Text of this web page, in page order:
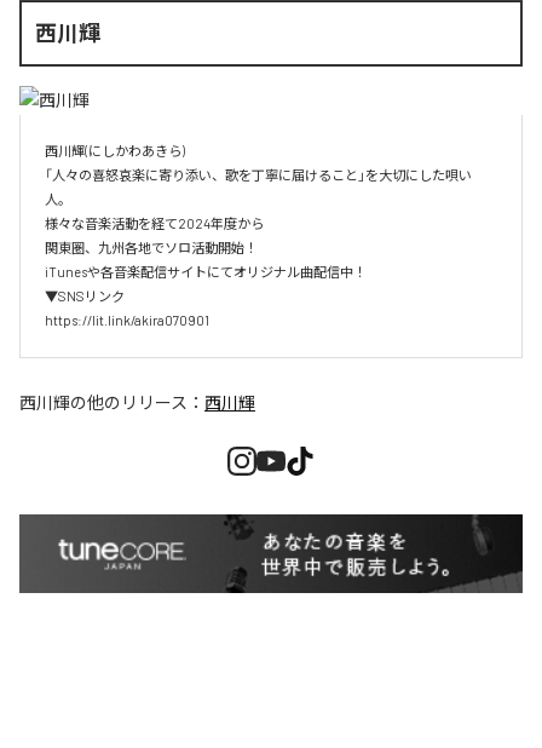
西川輝
西川輝(にしかわあきら)
「人々の喜怒哀楽に寄り添い、歌を丁寧に届けること」を大切にした唄い
人。
様々な音楽活動を経て2024年度から
関東圏、九州各地でソロ活動開始！
iTunesや各音楽配信サイトにてオリジナル曲配信中！
▼SNSリンク
https://lit.link/akira070901
西川輝の他のリリース： 西川輝